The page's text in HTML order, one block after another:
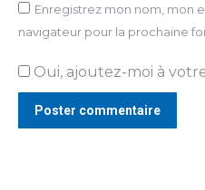
Enregistrez mon nom, mon
navigateur pour la prochaine
Oui, ajoutez-moi à
Poster commentaire